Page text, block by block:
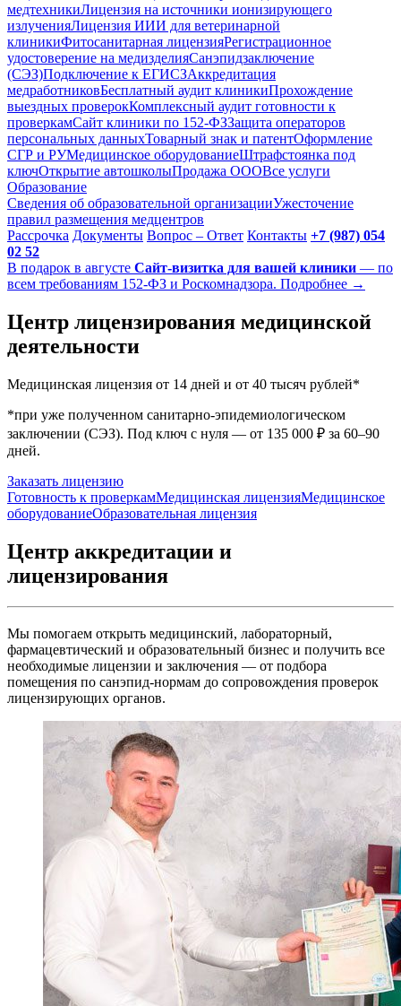
медтехникиЛицензия на источники ионизирующего
излученияЛицензия ИИИ для ветеринарной
клиникиФитосанитарная лицензияРегистрационное
удостоверение на медизделияСанэпидзаключение
(СЭЗ)Подключение к ЕГИСЗАккредитация
медработниковБесплатный аудит клиникиПрохождение
выездных проверокКомплексный аудит готовности к
проверкамСайт клиники по 152-ФЗЗащита операторов
персональных данныхТоварный знак и патентОформление
СГР и РУМедицинское оборудованиеШтрафстоянка под
ключОткрытие автошколыПродажа ОООВсе услуги
Образование
Сведения об образовательной организацииУжесточение
правил размещения медцентров
Рассрочка Документы Вопрос – Ответ Контакты +7 (987) 054
02 52
В подарок в августе Сайт-визитка для вашей клиники — по
всем требованиям 152-ФЗ и Роскомнадзора. Подробнее →
Центр лицензирования медицинской
деятельности
Медицинская лицензия от 14 дней и от 40 тысяч рублей*
*при уже полученном санитарно-эпидемиологическом
заключении (СЭЗ). Под ключ с нуля — от 135 000 ₽ за 60–90
дней.
Заказать лицензию
Готовность к проверкамМедицинская лицензияМедицинское
оборудованиеОбразовательная лицензия
Центр аккредитации и
лицензирования
Мы помогаем открыть медицинский, лабораторный,
фармацевтический и образовательный бизнес и получить все
необходимые лицензии и заключения — от подбора
помещения по санэпид-нормам до сопровождения проверок
лицензирующих органов.